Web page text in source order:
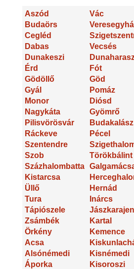
Aszód
Budaörs
Cegléd
Dabas
Dunakeszi
Érd
Gödöllő
Gyál
Monor
Nagykáta
Pilisvörösvár
Ráckeve
Szentendre
Szob
Százhalombatta
Kistarcsa
Üllő
Tura
Tápiószele
Zsámbék
Örkény
Acsa
Alsónémedi
Áporka
Vác
Vecsés
Fót
Göd
Pomáz
Diósd
Gyömrő
Budakalász
Pécel
Törökbálint
Hernád
Inárcs
Kartal
Kemence
Kisnémedi
Kisoroszi